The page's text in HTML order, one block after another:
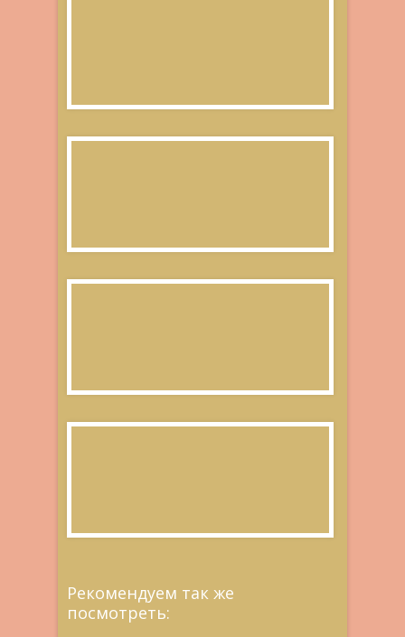
Рекомендуем так же
посмотреть: